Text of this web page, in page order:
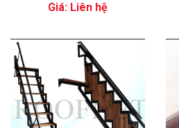
Giá: Liên hệ